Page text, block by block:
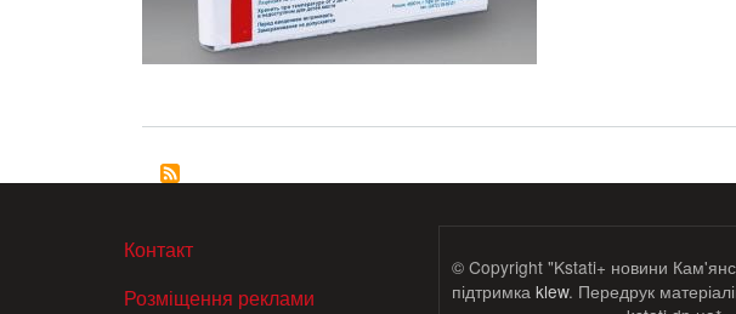
МЕНЮ В ПОДВАЛЕ
Контакт
Розміщення реклами
© Copyright "Kstati+ новини
підтримка klew. Передрук